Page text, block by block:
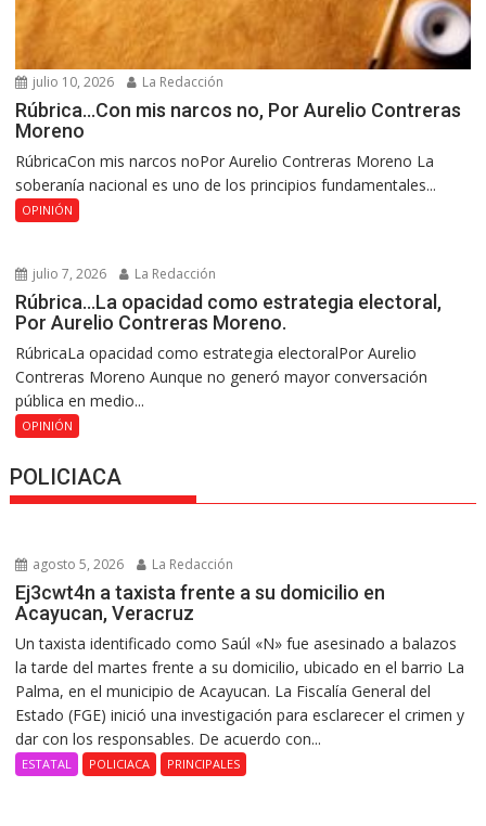
julio 10, 2026 La Redacción
Rúbrica…Con mis narcos no, Por Aurelio Contreras
Moreno
RúbricaCon mis narcos noPor Aurelio Contreras Moreno La
soberanía nacional es uno de los principios fundamentales...
OPINIÓN
julio 7, 2026 La Redacción
Rúbrica…La opacidad como estrategia electoral,
Por Aurelio Contreras Moreno.
RúbricaLa opacidad como estrategia electoralPor Aurelio
Contreras Moreno Aunque no generó mayor conversación
pública en medio...
OPINIÓN
POLICIACA
agosto 5, 2026 La Redacción
Ej3cwt4n a taxista frente a su domicilio en
Acayucan, Veracruz
Un taxista identificado como Saúl «N» fue asesinado a balazos
la tarde del martes frente a su domicilio, ubicado en el barrio La
Palma, en el municipio de Acayucan. La Fiscalía General del
Estado (FGE) inició una investigación para esclarecer el crimen y
dar con los responsables. De acuerdo con...
ESTATAL POLICIACA PRINCIPALES